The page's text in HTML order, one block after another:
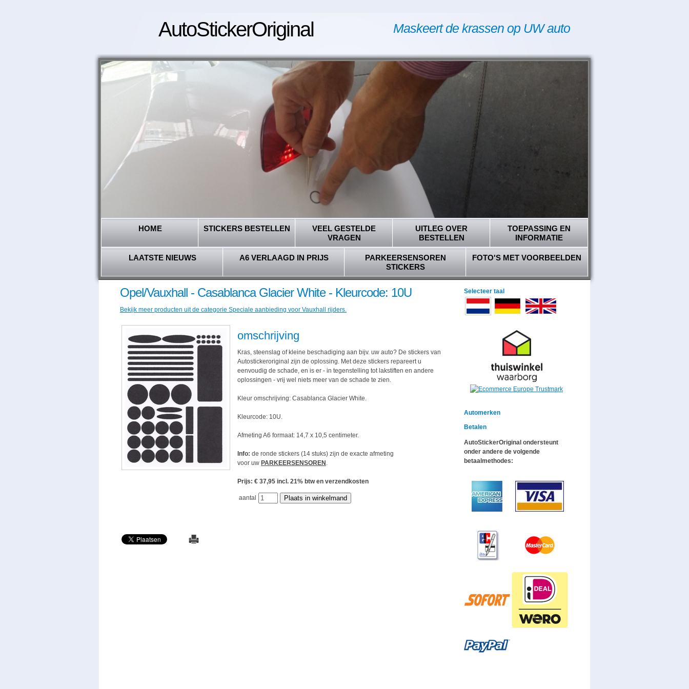
AutoStickerOriginal Maskeert de krassen op UW auto
HOME STICKERS BESTELLEN
VEEL GESTELDE
VRAGEN
UITLEG OVER
BESTELLEN
TOEPASSING EN
INFORMATIE
LAATSTE NIEUWS A6 VERLAAGD IN PRIJS
PARKEERSENSOREN
STICKERS
FOTO'S MET VOORBEELDEN
Opel/Vauxhall - Casablanca Glacier White - Kleurcode: 10U
Bekijk meer producten uit de categorie Speciale aanbieding voor Vauxhall rijders.
omschrijving
Kras, steenslag of kleine beschadiging aan bijv. uw auto? De stickers van
Autostickeroriginal zijn de oplossing. Met deze stickers repareert u
eenvoudig de schade, en is er - in tegenstelling tot lakstiften en andere
oplossingen - vrij wel niets meer van de schade te zien.
Kleur omschrijving: Casablanca Glacier White.
Kleurcode: 10U.
Afmeting A6 formaat: 14,7 x 10,5 centimeter.
Info: de ronde stickers (14 stuks) zijn de exacte afmeting
voor uw PARKEERSENSOREN .
Prijs: € 37,95 incl. 21% btw en verzendkosten
aantal
Selecteer taal
Automerken
Betalen
AutoStickerOriginal ondersteunt
onder andere de volgende
betaalmethodes: